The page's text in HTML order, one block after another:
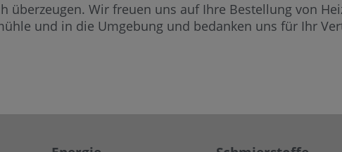
überzeugen. Wir freuen uns auf Ihre Bestellung von
und in die Umgebung und bedanken uns für Ihr